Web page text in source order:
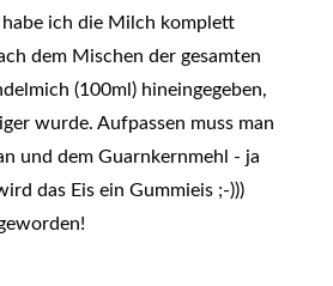
ich die Milch komplett
dem Mischen der gesamten
(100ml) hineingegeben,
wurde. Aufpassen muss man
und dem Guarnkernmehl - ja
das Eis ein Gummieis ;-)))